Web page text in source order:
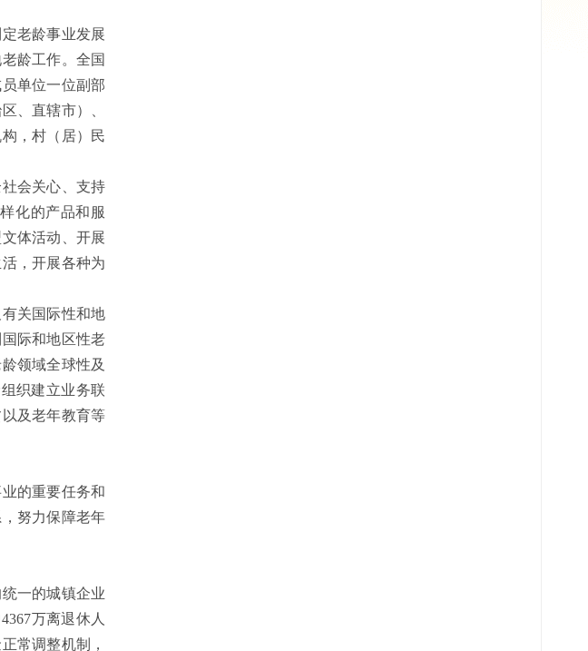
老龄事业发展
龄工作。全国
单位一位副部
、直辖市）、
，村（居）民
会关心、支持
化的产品和服
体活动、开展
，开展各种为
关国际性和地
际和地区性老
领域全球性及
织建立业务联
及老年教育等
的重要任务和
努力保障老年
一的城镇企业
万离退休人
常调整机制，